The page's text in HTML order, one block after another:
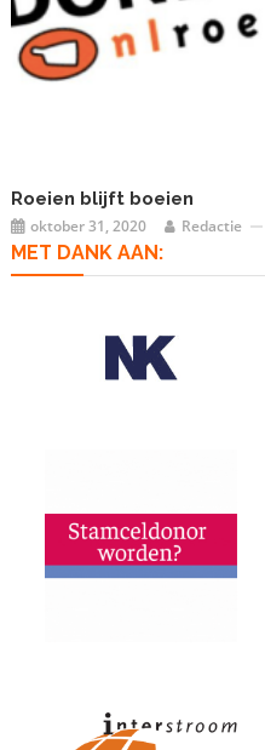
Roeien blijft boeien
oktober 31, 2020 Redactie
MET DANK AAN: